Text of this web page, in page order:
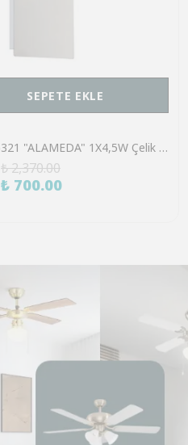
SEPETE EKLE
Eglo 75321 "ALAMEDA" 1X4,5W Çelik Nikel Mat Sıva Üstü Spot
₺ 2,370.00
₺ 700.00